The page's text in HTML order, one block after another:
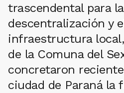
trascendental para la
descentralización y
infraestructura
de la Comuna del
concretaron
ciudad de Paraná la